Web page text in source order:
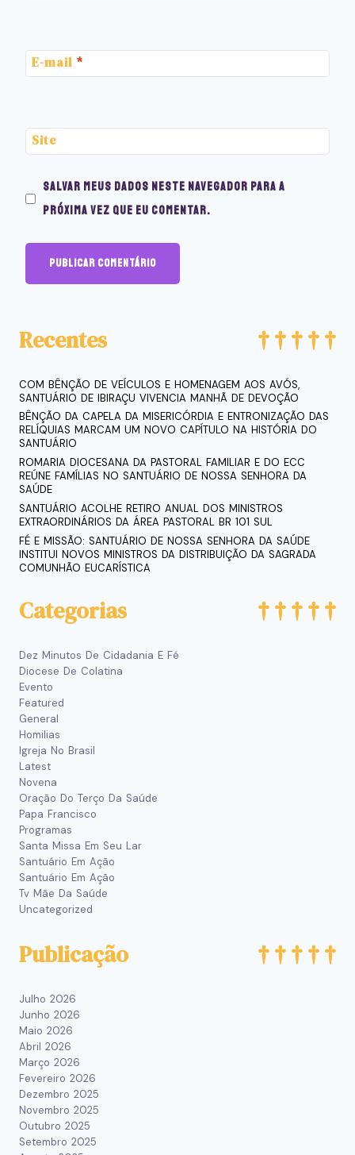
E-mail *
Site
Salvar meus dados neste navegador para a
próxima vez que eu comentar.
Recentes
COM BÊNÇÃO DE VEÍCULOS E HOMENAGEM AOS AVÓS,
SANTUÁRIO DE IBIRAÇU VIVENCIA MANHÃ DE DEVOÇÃO
BÊNÇÃO DA CAPELA DA MISERICÓRDIA E ENTRONIZAÇÃO DAS
RELÍQUIAS MARCAM UM NOVO CAPÍTULO NA HISTÓRIA DO
SANTUÁRIO
ROMARIA DIOCESANA DA PASTORAL FAMILIAR E DO ECC
REÚNE FAMÍLIAS NO SANTUÁRIO DE NOSSA SENHORA DA
SAÚDE
SANTUÁRIO ACOLHE RETIRO ANUAL DOS MINISTROS
EXTRAORDINÁRIOS DA ÁREA PASTORAL BR 101 SUL
FÉ E MISSÃO: SANTUÁRIO DE NOSSA SENHORA DA SAÚDE
INSTITUI NOVOS MINISTROS DA DISTRIBUIÇÃO DA SAGRADA
COMUNHÃO EUCARÍSTICA
Categorias
Dez Minutos De Cidadania E Fé
Diocese De Colatina
Evento
Featured
General
Homilias
Igreja No Brasil
Latest
Novena
Oração Do Terço Da Saúde
Papa Francisco
Programas
Santa Missa Em Seu Lar
Santuário Em Ação
Santuário Em Ação
Tv Mãe Da Saúde
Uncategorized
Publicação
Julho 2026
Junho 2026
Maio 2026
Abril 2026
Março 2026
Fevereiro 2026
Dezembro 2025
Novembro 2025
Outubro 2025
Setembro 2025